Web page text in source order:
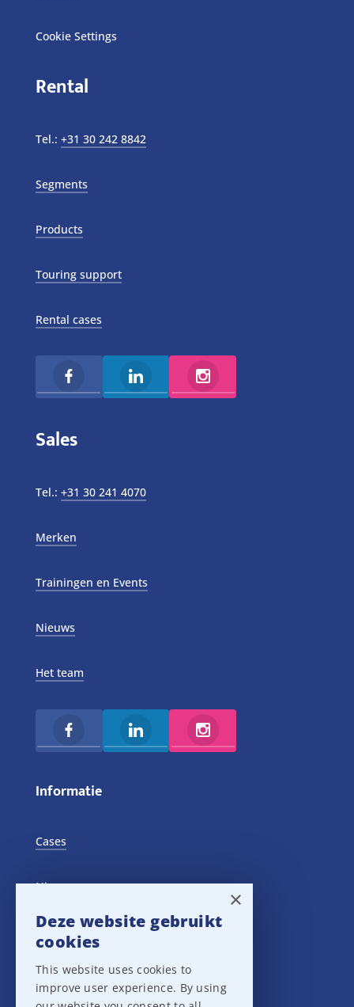
Cookie Settings
Rental
Tel.: +31 30 242 8842
Segments
Products
Touring support
Rental cases
Sales
Tel.: +31 30 241 4070
Merken
Trainingen en Events
Nieuws
Het team
Informatie
Cases
Nieuws
Training Events
Privacy verklaring
×
Deze website gebruikt
cookies
This website uses cookies to
improve user experience. By using